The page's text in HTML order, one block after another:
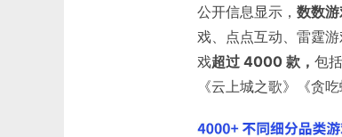
公开信息显示， 数数
戏、点点互动、雷霆
戏超过 4000 款， 包
《云上城之歌》《贪